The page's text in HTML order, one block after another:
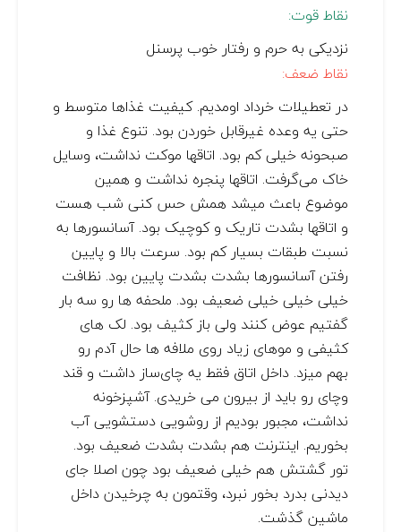
نقاط قوت:
نزدیکی به حرم و رفتار خوب پرسنل
نقاط ضعف:
در تعطیلات خرداد اومدیم. کیفیت غذاها متوسط و
حتی یه وعده غیرقابل خوردن بود. تنوع غذا و
صبحونه خیلی کم بود. اتاقها موکت نداشت، وسایل
خاک می‌گرفت. اتاقها پنجره نداشت و همین
موضوع باعث میشد همش حس کنی شب هست
و اتاقها بشدت تاریک و کوچیک بود. آسانسورها به
نسبت طبقات بسیار کم بود. سرعت بالا و پایین
رفتن آسانسورها بشدت بشدت پایین بود. نظافت
خیلی خیلی خیلی ضعیف بود. ملحفه ها رو سه بار
گفتیم عوض کنند ولی باز کثیف بود. لک های
کثیفی و موهای زیاد روی ملافه ها حال آدم رو
بهم میزد. داخل اتاق فقط یه چای‌ساز داشت و قند
و‌چای رو باید از بیرون می خریدی. آشپزخونه
نداشت، مجبور بودیم از روشویی دستشویی آب
بخوریم. اینترنت هم بشدت بشدت ضعیف بود.
تور گشتش هم خیلی ضعیف بود چون اصلا جای
دیدنی بدرد بخور نبرد، وقتمون به چرخیدن داخل
ماشین گذشت.